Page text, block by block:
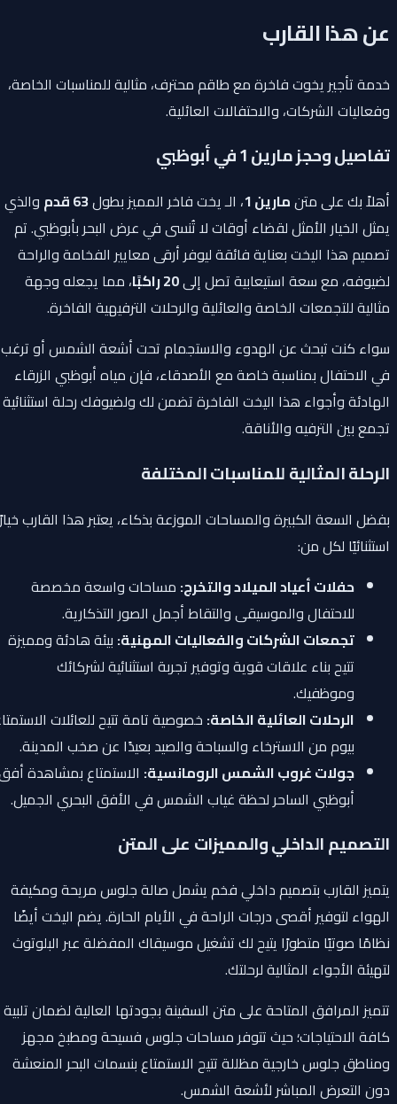
عن هذا القارب
خدمة تأجير يخوت فاخرة مع طاقم محترف، مثالية للمناسبات الخاصة،
وفعاليات الشركات، والاحتفالات العائلية.
تفاصيل وحجز مارين 1 في أبوظبي
أهلاً بك على متنمارين 1 ، الـ يخت فاخر المميز بطول63 قدم
والذي
يمثل الخيار الأمثل لقضاء أوقات لا تُنسى في عرض البحر بأبوظبي. تم
تصميم هذا اليخت بعناية فائقة ليوفر أرقى معايير الفخامة والراحة
لضيوفه، مع سعة استيعابية تصل إلى20 راكبًا
، مما يجعله وجهة
مثالية للتجمعات الخاصة والعائلية والرحلات الترفيهية الفاخرة.
سواء كنت تبحث عن الهدوء والاستجمام تحت أشعة الشمس أو ترغب
في الاحتفال بمناسبة خاصة مع الأصدقاء، فإن مياه أبوظبي الزرقاء
الهادئة وأجواء هذا اليخت الفاخرة تضمن لك ولضيوفك رحلة استثنائية
تجمع بين الترفيه والأناقة.
الرحلة المثالية للمناسبات المختلفة
بفضل السعة الكبيرة والمساحات الموزعة بذكاء، يعتبر هذا القارب خيارًا
استثنائيًا لكل من:
حفلات أعياد الميلاد والتخرج:مساحات واسعة مخصصة
للاحتفال والموسيقى والتقاط أجمل الصور التذكارية.
تجمعات الشركات والفعاليات المهنية:بيئة هادئة ومميزة
تتيح بناء علاقات قوية وتوفير تجربة استثنائية لشركائك
وموظفيك.
الرحلات العائلية الخاصة:خصوصية تامة تتيح للعائلات الاستمتاع
بيوم من الاسترخاء والسباحة والصيد بعيدًا عن صخب المدينة.
جولات غروب الشمس الرومانسية:الاستمتاع بمشاهدة أفق
أبوظبي الساحر لحظة غياب الشمس في الأفق البحري الجميل.
التصميم الداخلي والمميزات على المتن
يتميز القارب بتصميم داخلي فخم يشمل صالة جلوس مريحة ومكيفة
الهواء لتوفير أقصى درجات الراحة في الأيام الحارة. يضم اليخت أيضًا
نظامًا صوتيًا متطورًا يتيح لك تشغيل موسيقاك المفضلة عبر البلوتوث
لتهيئة الأجواء المثالية لرحلتك.
تتميز المرافق المتاحة على متن السفينة بجودتها العالية لضمان تلبية
كافة الاحتياجات؛ حيث تتوفر مساحات جلوس فسيحة ومطبخ مجهز
ومناطق جلوس خارجية مظللة تتيح الاستمتاع بنسمات البحر المنعشة
دون التعرض المباشر لأشعة الشمس.